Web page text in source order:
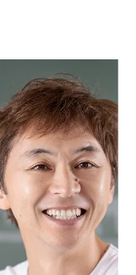
県 長崎県